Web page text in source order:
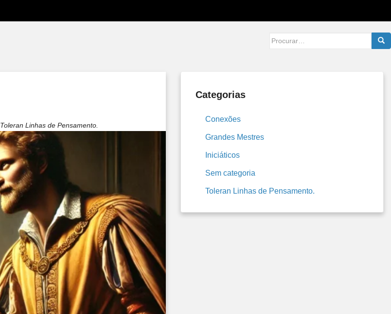
for:
Toleran Linhas de Pensamento.
Categorias
Conexões
Grandes Mestres
Iniciáticos
Sem categoria
Toleran Linhas de Pensamento.